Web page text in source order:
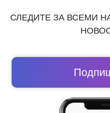
СЛЕДИТЕ ЗА ВСЕМИ